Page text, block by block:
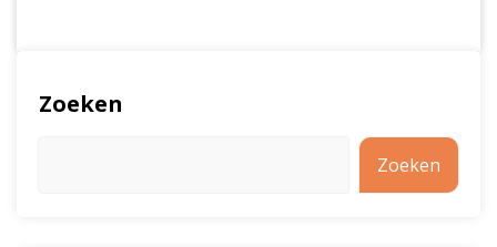
Zoeken
Zoeken